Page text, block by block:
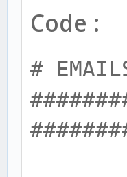
Code :
#